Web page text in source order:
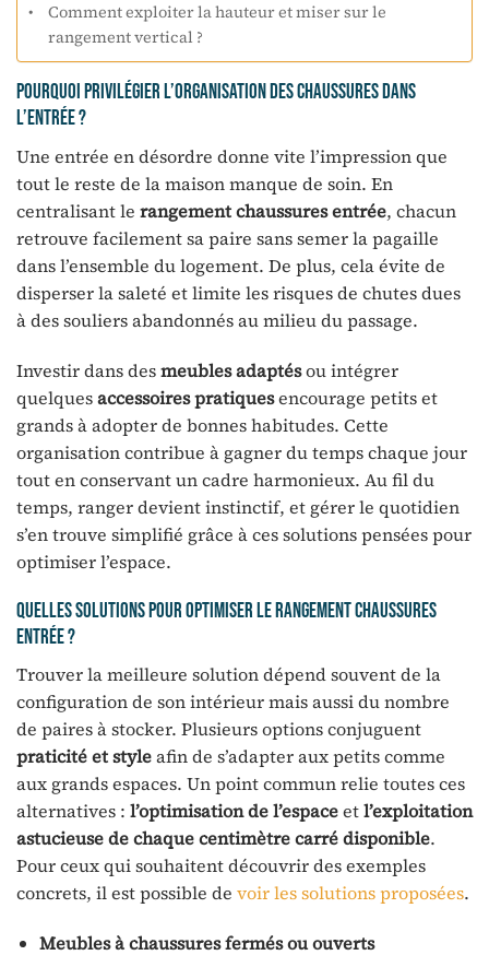
Comment exploiter la hauteur et miser sur le
rangement vertical ?
Pourquoi privilégier l’organisation des chaussures dans
l’entrée ?
Une entrée en désordre donne vite l’impression que
tout le reste de la maison manque de soin. En
centralisant le rangement chaussures entrée, chacun
retrouve facilement sa paire sans semer la pagaille
dans l’ensemble du logement. De plus, cela évite de
disperser la saleté et limite les risques de chutes dues
à des souliers abandonnés au milieu du passage.
Investir dans desmeubles adaptésou intégrer
quelquesaccessoires pratiquesencourage petits et
grands à adopter de bonnes habitudes. Cette
organisation contribue à gagner du temps chaque jour
tout en conservant un cadre harmonieux. Au fil du
temps, ranger devient instinctif, et gérer le quotidien
s’en trouve simplifié grâce à ces solutions pensées pour
optimiser l’espace.
Quelles solutions pour optimiser le rangement chaussures
entrée ?
Trouver la meilleure solution dépend souvent de la
configuration de son intérieur mais aussi du nombre
de paires à stocker. Plusieurs options conjuguent
praticité et styleafin de s’adapter aux petits comme
aux grands espaces. Un point commun relie toutes ces
alternatives : l’optimisation de l’espaceetl’exploitation
astucieuse de chaque centimètre carré disponible.
Pour ceux qui souhaitent découvrir des exemples
concrets, il est possible de voir les solutions proposées.
Meubles à chaussures fermés ou ouverts